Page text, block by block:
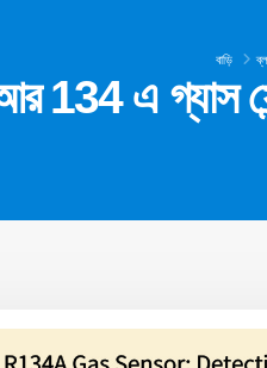
বাড়ি
134 এ গ্যাস